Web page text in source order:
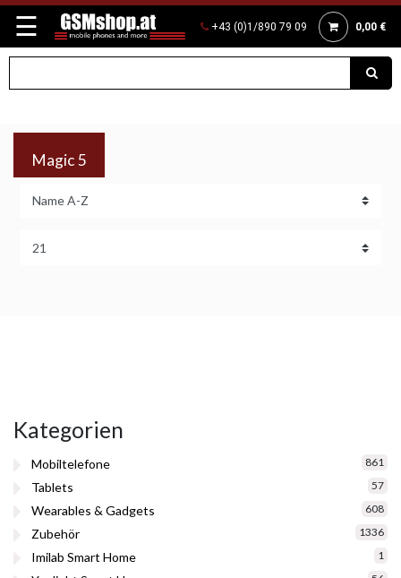
☰ +43 (0)1/890 79 09 0,00 €
Magic 5
Kategorien
Mobiltelefone 861
Tablets 57
Wearables & Gadgets 608
Zubehör 1336
Imilab Smart Home 1